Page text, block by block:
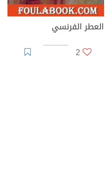
العطر الفرنسي
2